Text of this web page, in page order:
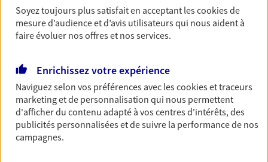
Autant de moments de vie qui nécessitent des solutions
d'assurance et d'épargne. Recevez un conseil d'expert
cohérent avec vos besoins
Vous aider à constituer une
épargne
De nombreuses solutions s'offrent à vous pour faire
fructifier votre épargne. Laquelle correspond à vos
objectifs ? Rien ne remplace les conseils d'un expert :
Soyez toujours plus satisfait en acceptant lescookiesde
mesure d’audience et d’avis utilisateurs qui nous aident à
faire évoluer nos offres et nos services.
Enrichissez votre expérience
Naviguez selon vos préférences avec lescookies et traceurs
marketing et de personnalisation qui nous permettent
d'afficher du contenu adapté à vos centres d'intérêts, des
publicités personnalisées et de suivre la performance de nos
campagnes.